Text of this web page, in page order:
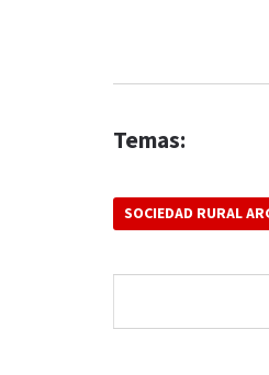
Temas:
SOCIEDAD RURAL